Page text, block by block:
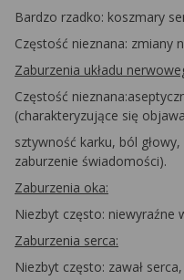
Bardzo rzadko: koszmary
Częstość nieznana: zmiany
Zaburzenia układu
Częstość
(charakteryzujące się
sztywność karku, ból
zaburzenie świadomości).
Zaburzenia oka:
Niezbyt często: niewyraźne
Zaburzenia serca:
Niezbyt często: zawał